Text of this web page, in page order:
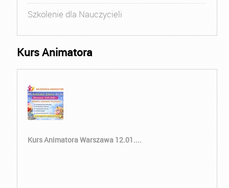
Szkolenie dla Nauczycieli
Kurs Animatora
Kurs Animatora Warszawa 12.01....